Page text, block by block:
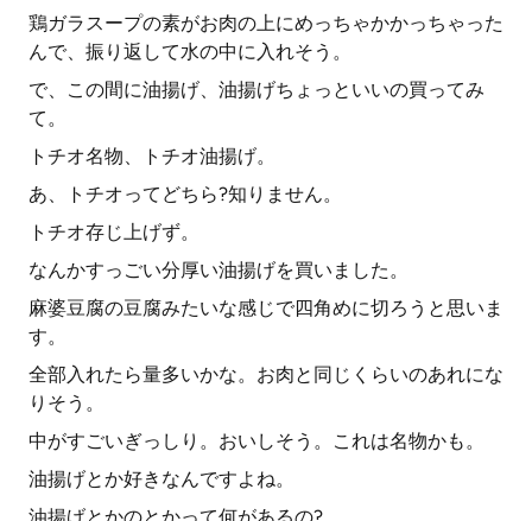
鶏ガラスープの素がお肉の上にめっちゃかかっちゃった
んで、振り返して水の中に入れそう。
で、この間に油揚げ、油揚げちょっといいの買ってみ
て。
トチオ名物、トチオ油揚げ。
あ、トチオってどちら?知りません。
トチオ存じ上げず。
なんかすっごい分厚い油揚げを買いました。
麻婆豆腐の豆腐みたいな感じで四角めに切ろうと思いま
す。
全部入れたら量多いかな。お肉と同じくらいのあれにな
りそう。
中がすごいぎっしり。おいしそう。これは名物かも。
油揚げとか好きなんですよね。